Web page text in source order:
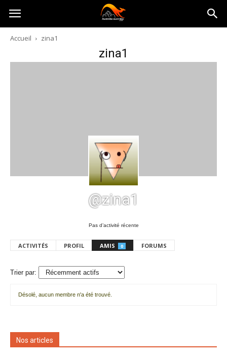
Australia-
australie.com
Accueil zina1
zina1
@zina1
Pas d’activité récente
ACTIVITÉS PROFIL AMIS 0 FORUMS
Trier par:
amis
Désolé, aucun membre n'a été trouvé.
Nos articles